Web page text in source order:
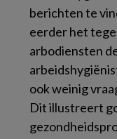
berichten te
eerder het
arbodiensten
ook weinig
Dit illustreert